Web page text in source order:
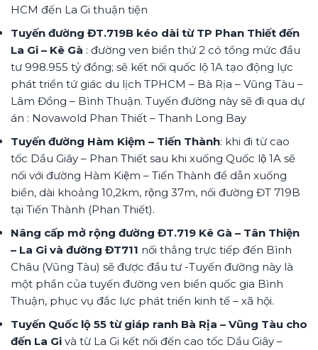
HCM đến La Gi thuận tiện
Tuyến đường ĐT.719B kéo dài từ TP Phan Thiết đến
La Gi – Kê Gà : đường ven biển thứ 2 có tổng mức đầu
tư 998.955 tỷ đồng; sẽ kết nối quốc lộ 1A tạo động lực
phát triển tứ giác du lịch TPHCM – Bà Rịa – Vũng Tàu –
Lâm Đồng – Bình Thuận. Tuyến đường này sẽ đi qua dự
án : Novawold Phan Thiết – Thanh Long Bay
Tuyến đường Hàm Kiệm – Tiến Thành: khi đi từ cao
tốc Dầu Giây – Phan Thiết sau khi xuống Quốc lộ 1A sẽ
nối với đường Hàm Kiệm – Tiến Thành để dẫn xuống
biển, dài khoảng 10,2km, rộng 37m, nối đường ĐT 719B
tại Tiến Thành (Phan Thiết).
Nâng cấp mở rộng đường ĐT.719 Kê Gà – Tân Thiện
– La Gi và đường ĐT711 nối thẳng trực tiếp đến Bình
Châu (Vũng Tàu) sẽ được đầu tư -Tuyến đường này là
một phần của tuyến đường ven biển quốc gia Bình
Thuận, phục vụ đắc lực phát triển kinh tế – xã hội.
Tuyến Quốc lộ 55 từ giáp ranh Bà Rịa – Vũng Tàu cho
đến La Gi và từ La Gi kết nối đến cao tốc Dầu Giây –